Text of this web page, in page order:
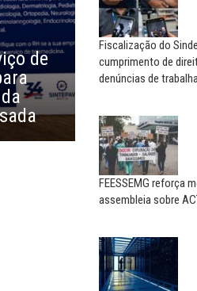
de
Fiscalização do
cumprimento de
denúncias de
FEESSEMG reforça
assembleia sobre
MIGUEL TORRES
A luta continua: agora o foco é
o...
CARLOS LOPES
O resgate do nosso Estado
Nacional; por Carlos...